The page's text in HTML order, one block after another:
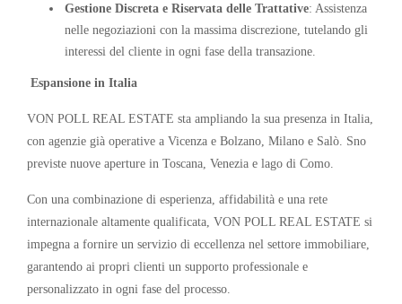
Gestione Discreta e Riservata delle Trattative: Assistenza
nelle negoziazioni con la massima discrezione, tutelando gli
interessi del cliente in ogni fase della transazione.
Espansione in Italia
VON POLL REAL ESTATE sta ampliando la sua presenza in Italia,
con agenzie già operative a Vicenza e Bolzano, Milano e Salò. Sno
previste nuove aperture in Toscana, Venezia e lago di Como.
Con una combinazione di esperienza, affidabilità e una rete
internazionale altamente qualificata, VON POLL REAL ESTATE si
impegna a fornire un servizio di eccellenza nel settore immobiliare,
garantendo ai propri clienti un supporto professionale e
personalizzato in ogni fase del processo.